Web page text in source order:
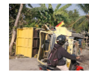
Tourism